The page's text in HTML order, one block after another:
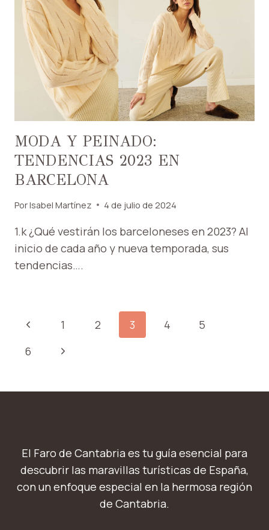
MODA Y PEINADO:
TENDENCIAS 2023 EN
BARCELONA
PorIsabel Martínez 4 de julio de 2024
1.k ¿Qué vestirán los barceloneses en 2023? Al
inicio de cada año y nueva temporada, sus
tendencias….
NAVEGACIÓN
DE
Página
anterior
1 2 3 4
5
6
Siguiente
El Faro de Cantabria es tu guía esencial para
descubrir las maravillas turísticas de España,
con un enfoque especial en la hermosa región
de Cantabria.